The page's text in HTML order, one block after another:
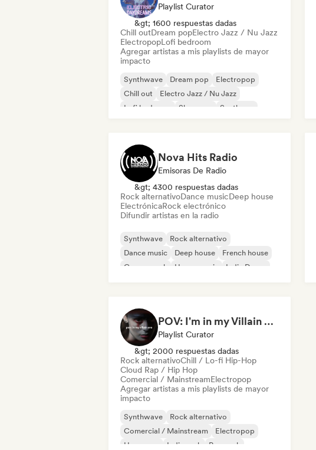
Playlist Curator
&gt; 1600 respuestas dadas
Chill outDream popElectro Jazz / Nu Jazz
ElectropopLofi bedroom
Agregar artistas a mis playlists de mayor
impacto
Synthwave Dream pop
Electropop
Chill out
Electro Jazz / Nu Jazz
Lofi bedroom
Shoegaze Synthpop
Nova Hits Radio
Emisoras De Radio
&gt; 4300 respuestas dadas
Rock alternativoDance musicDeep house
ElectrónicaRock electrónico
Difundir artistas en la radio
Synthwave
Rock alternativo
Dance music
Deep house
French house
Garage rock
House music Indie Dance
POV: I'm in my Villain Era
Playlist Curator
&gt; 2000 respuestas dadas
Rock alternativoChill / Lo-fi Hip-Hop
Cloud Rap / Hip Hop
Comercial / MainstreamElectropop
Agregar artistas a mis playlists de mayor
impacto
Synthwave
Rock alternativo
Comercial / Mainstream
Electropop
Hyperpop
Indie rock
Pop rock